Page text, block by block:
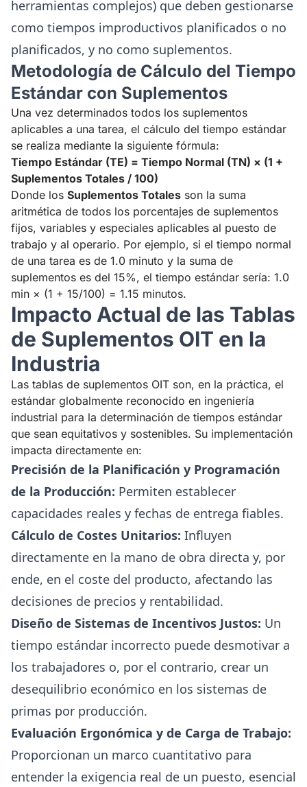
herramientas complejos) que deben gestionarse
como tiempos improductivos planificados o no
planificados, y no como suplementos.
Metodología de Cálculo del Tiempo
Estándar con Suplementos
Una vez determinados todos los suplementos
aplicables a una tarea, el cálculo del tiempo estándar
se realiza mediante la siguiente fórmula:
Tiempo Estándar (TE) = Tiempo Normal (TN) × (1 +
Suplementos Totales / 100)
Donde los Suplementos Totales son la suma
aritmética de todos los porcentajes de suplementos
fijos, variables y especiales aplicables al puesto de
trabajo y al operario. Por ejemplo, si el tiempo normal
de una tarea es de 1.0 minuto y la suma de
suplementos es del 15%, el tiempo estándar sería: 1.0
min × (1 + 15/100) = 1.15 minutos.
Impacto Actual de las Tablas
de Suplementos OIT en la
Industria
Las tablas de suplementos OIT son, en la práctica, el
estándar globalmente reconocido en ingeniería
industrial para la determinación de tiempos estándar
que sean equitativos y sostenibles. Su implementación
impacta directamente en:
Precisión de la Planificación y Programación
de la Producción: Permiten establecer
capacidades reales y fechas de entrega fiables.
Cálculo de Costes Unitarios: Influyen
directamente en la mano de obra directa y, por
ende, en el coste del producto, afectando las
decisiones de precios y rentabilidad.
Diseño de Sistemas de Incentivos Justos: Un
tiempo estándar incorrecto puede desmotivar a
los trabajadores o, por el contrario, crear un
desequilibrio económico en los sistemas de
primas por producción.
Evaluación Ergonómica y de Carga de Trabajo:
Proporcionan un marco cuantitativo para
entender la exigencia real de un puesto, esencial